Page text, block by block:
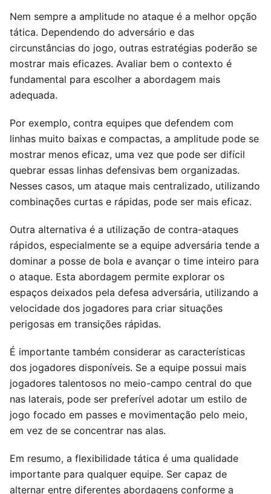
Nem sempre a amplitude no ataque é a melhor opção
tática. Dependendo do adversário e das
circunstâncias do jogo, outras estratégias poderão se
mostrar mais eficazes. Avaliar bem o contexto é
fundamental para escolher a abordagem mais
adequada.
Por exemplo, contra equipes que defendem com
linhas muito baixas e compactas, a amplitude pode se
mostrar menos eficaz, uma vez que pode ser difícil
quebrar essas linhas defensivas bem organizadas.
Nesses casos, um ataque mais centralizado, utilizando
combinações curtas e rápidas, pode ser mais eficaz.
Outra alternativa é a utilização de contra-ataques
rápidos, especialmente se a equipe adversária tende a
dominar a posse de bola e avançar o time inteiro para
o ataque. Esta abordagem permite explorar os
espaços deixados pela defesa adversária, utilizando a
velocidade dos jogadores para criar situações
perigosas em transições rápidas.
É importante também considerar as características
dos jogadores disponíveis. Se a equipe possui mais
jogadores talentosos no meio-campo central do que
nas laterais, pode ser preferível adotar um estilo de
jogo focado em passes e movimentação pelo meio,
em vez de se concentrar nas alas.
Em resumo, a flexibilidade tática é uma qualidade
importante para qualquer equipe. Ser capaz de
alternar entre diferentes abordagens conforme a